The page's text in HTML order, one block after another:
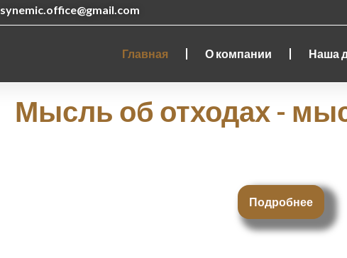
synemic.office@gmail.com
Главная О компании Наша
Мысль об отходах -
Подробнее